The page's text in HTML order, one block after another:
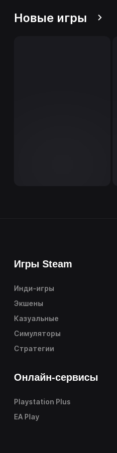
Новые игры
Игры Steam
Инди-игры
Экшены
Казуальные
Симуляторы
Стратегии
Онлайн-сервисы
Playstation Plus
EA Play